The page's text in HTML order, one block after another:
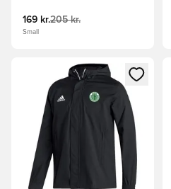
169 kr.205 kr.
Small
Åbner en Modal til at logge